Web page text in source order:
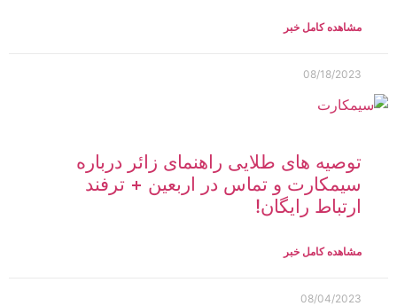
مشاهده کامل خبر
08/18/2023
توصیه های طلایی راهنمای زائر درباره
سیمکارت و تماس در اربعین + ترفند
ارتباط رایگان!
مشاهده کامل خبر
08/04/2023